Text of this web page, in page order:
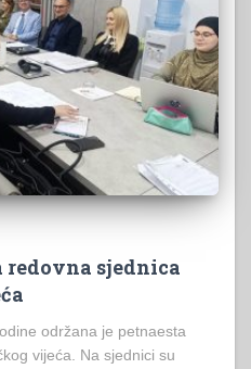
redovna sjednica
održana je petnaesta
vijeća. Na sjednici su